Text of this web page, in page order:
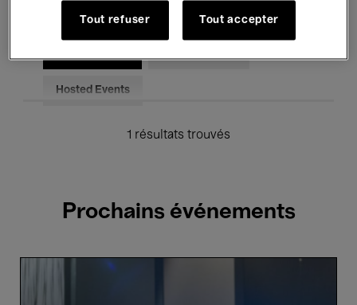
Pour tous Kids’ Palace
Hosted Events
1 résultats trouvés
Prochains événements
Tout refuser Tout accepter